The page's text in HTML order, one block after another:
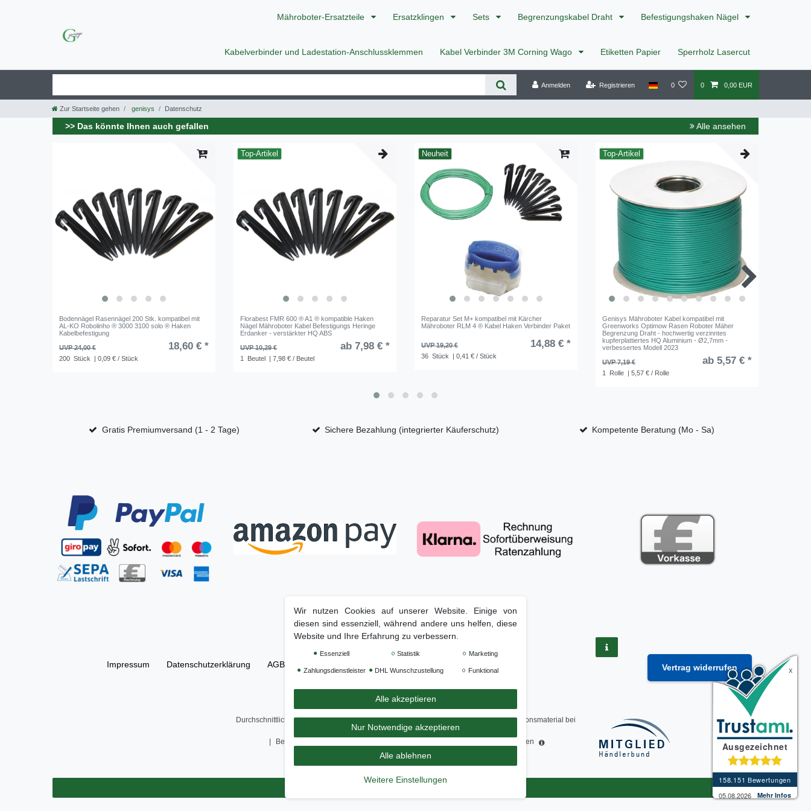
Mähroboter-Ersatzteile Ersatzklingen Sets Begrenzungskabel Draht Befestigungshaken Nägel
Kabelverbinder und Ladestation-Anschlussklemmen Kabel Verbinder 3M Corning Wago Etiketten Papier Sperrholz Lasercut
Anmelden Registrieren 0 0 0,00 EUR
Zur Startseite gehen genisys Datenschutz
>> Das könnte Ihnen auch gefallen Alle ansehen
Bodennägel Rasennägel 200 Stk. kompatibel mit
AL-KO Robolinho ® 3000 3100 solo ® Haken
Kabelbefestigung
UVP 24,00 €
18,60 € *
200 Stück | 0,09 € / Stück
Top-Artikel
Florabest FMR 600 ® A1 ® kompatible Haken
Nägel Mähroboter Kabel Befestigungs Heringe
Erdanker - verstärkter HQ ABS
UVP 10,29 €
ab 7,98 € *
1 Beutel | 7,98 € / Beutel
Neuheit
Reparatur Set M+ kompatibel mit Kärcher
Mähroboter RLM 4 ® Kabel Haken Verbinder Paket
UVP 19,20 € 14,88 € *
36 Stück | 0,41 € / Stück
Top-Artikel
Genisys Mähroboter Kabel kompatibel mit
Greenworks Optimow Rasen Roboter Mäher
Begrenzung Draht - hochwertig verzinntes
kupferplattiertes HQ Aluminium - Ø2,7mm -
verbessertes Modell 2023
UVP 7,19 €
ab 5,57 € *
1 Rolle | 5,57 € / Rolle
Gratis Premiumversand (1 - 2 Tage) Sichere Bezahlung (integrierter Käuferschutz) Kompetente Beratung (Mo - Sa)
Impressum Daten­schutz­erklärung AGB Vertrag widerrufen
Durchschnittliche Bewertung vonGenisys - Mähroboter Spezialist: Zubehör und Installationsmaterial bei
Trustami:4.97/5.00mit158.151Bewertungen
Bewertungsgrundlage des Anbieters: 6 Verkaufs- und 3 Bewertungsplattformen
Zurück zur Startseite
Wir nutzen Cookies auf unserer Website. Einige von
diesen sind essenziell, während andere uns helfen, diese
Website und Ihre Erfahrung zu verbessern.
Essenziell Statistik Marketing
Zahlungsdienstleister DHL Wunschzustellung Funktional
Alle akzeptieren
Nur Notwendige akzeptieren
Alle ablehnen
Weitere Einstellungen